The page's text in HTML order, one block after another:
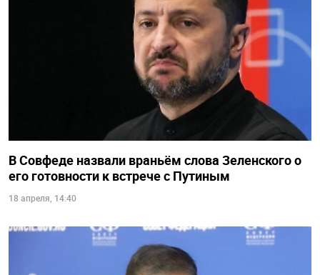
В Совфеде назвали враньём слова Зеленского о
его готовности к встрече с Путиным
18 апреля, 14:40